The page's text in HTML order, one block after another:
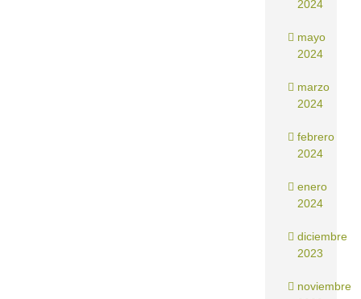
2024
mayo
2024
marzo
2024
febrero
2024
enero
2024
diciembre
2023
noviembre